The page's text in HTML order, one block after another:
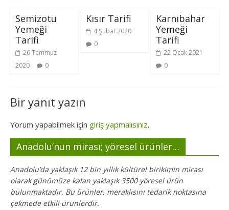
Semizotu
Yemeği
Tarifi
26 Temmuz
2020
0
Kısır Tarifi
4 Şubat 2020
0
Karnıbahar
Yemeği
Tarifi
22 Ocak 2021
0
Bir yanıt yazın
Yorum yapabilmek için giriş yapmalısınız.
Anadolu’nun mirası; yöresel ürünler…
Anadolu’da yaklaşık 12 bin yıllık kültürel birikimin mirası
olarak günümüze kalan yaklaşık 3500 yöresel ürün
bulunmaktadır. Bu ürünler, meraklısını tedarik noktasına
çekmede etkili ürünlerdir.